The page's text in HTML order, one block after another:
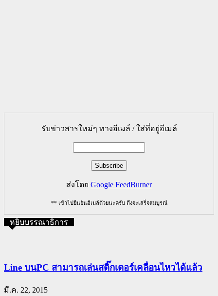
รับข่าวสารใหม่ๆ ทางอีเมล์ / ใส่ที่อยู่อีเมล์
ส่งโดย Google FeedBurner
** เข้าไปยืนยันอีเมล์ด้วยนะครับ ถึงจะเสร็จสมบูรณ์
หยิบบรรณาธิการ
Line บนPC สามารถเล่นสติ๊กเตอร์เคลื่อนไหวได้แล้ว
มี.ค. 22, 2015